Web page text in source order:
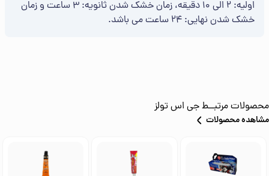
اولیه: ۲ الی ۱۰ دقیقه، زمان خشک شدن ثانویه: ۳ ساعت و زمان
خشک شدن نهایی: ۲۴ ساعت می باشد.
محصولات مرتبــطجی اس تولز
مشاهده محصولات